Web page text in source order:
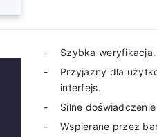
Szybka weryfikacja.
Przyjazny dla
interfejs.
Silne
Wspierane przez